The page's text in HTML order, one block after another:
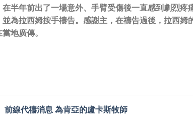
在半年前出了一場意外、手臂受傷後一直感到劇烈
並為拉西姆按手禱告。感謝主，在禱告過後，拉西
地廣傳。
前線代禱消息 為肯亞的盧卡斯牧師